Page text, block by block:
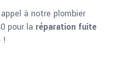
à notre plombier
pour la réparation fuite
!